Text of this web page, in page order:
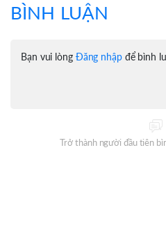
BÌNH LUẬN
Bạn vui lòng Đăng nhậpđể bình
Trở thành người đầu tiên